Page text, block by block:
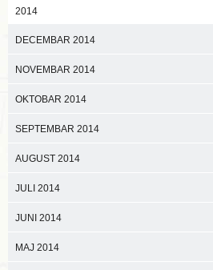
2014
DECEMBAR 2014
NOVEMBAR 2014
OKTOBAR 2014
SEPTEMBAR 2014
AUGUST 2014
JULI 2014
JUNI 2014
MAJ 2014